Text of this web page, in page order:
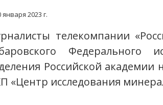
января 2023 г.
телекомпании
Федерального
Российской академии
«Центр исследования